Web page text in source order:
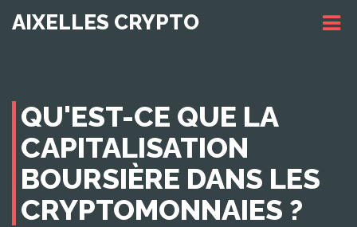
AIXELLES CRYPTO
QU'EST-CE QUE LA
CAPITALISATION
BOURSIÈRE DANS LES
CRYPTOMONNAIES ?